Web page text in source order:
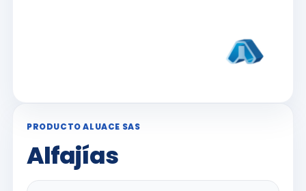
PRODUCTO ALUACE SAS
Alfajías